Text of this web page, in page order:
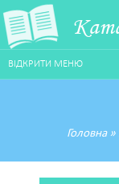
ВІДКРИТИ МЕНЮ
Головна»